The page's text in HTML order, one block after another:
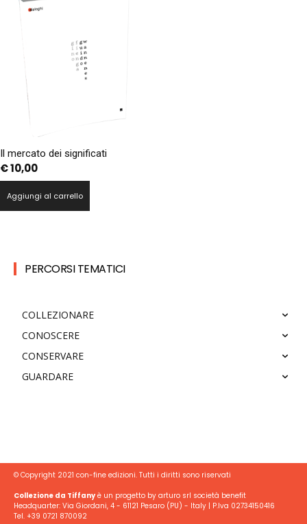
Il mercato dei significati
€10,00
Aggiungi al carrello
PERCORSI TEMATICI
COLLEZIONARE
CONOSCERE
CONSERVARE
GUARDARE
© Copyright 2021 con-fine edizioni. Tutti i diritti sono riservati
Collezione da Tiffanyè un progetto by arturo srl società benefit
Headquarter: Via Giordani, 4 - 61121 Pesaro (PU) - Italy | P.Iva 02734150416
Tel. +39 0721 870092